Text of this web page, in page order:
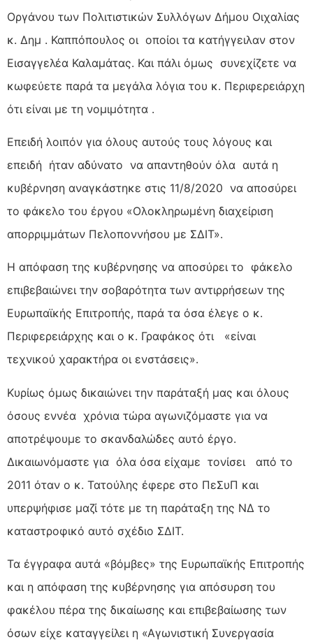
Οργάνου των Πολιτιστικών Συλλόγων Δήμου Οιχαλίας
κ. Δημ . Καππόπουλος οι οποίοι τα κατήγγειλαν στον
Εισαγγελέα Καλαμάτας. Και πάλι όμως συνεχίζετε να
κωφεύετε παρά τα μεγάλα λόγια του κ. Περιφερειάρχη
ότι είναι με τη νομιμότητα .
Επειδή λοιπόν για όλους αυτούς τους λόγους και
επειδή ήταν αδύνατο να απαντηθούν όλα αυτά η
κυβέρνηση αναγκάστηκε στις 11/8/2020 να αποσύρει
το φάκελο του έργου «Ολοκληρωμένη διαχείριση
απορριμμάτων Πελοποννήσου με ΣΔΙΤ».
Η απόφαση της κυβέρνησης να αποσύρει το φάκελο
επιβεβαιώνει την σοβαρότητα των αντιρρήσεων της
Ευρωπαϊκής Επιτροπής, παρά τα όσα έλεγε ο κ.
Περιφερειάρχης και ο κ. Γραφάκος ότι «είναι
τεχνικού χαρακτήρα οι ενστάσεις».
Κυρίως όμως δικαιώνει την παράταξή μας και όλους
όσους εννέα χρόνια τώρα αγωνιζόμαστε για να
αποτρέψουμε το σκανδαλώδες αυτό έργο.
Δικαιωνόμαστε για όλα όσα είχαμε τονίσει από το
2011 όταν ο κ. Τατούλης έφερε στο ΠεΣυΠ και
υπερψήφισε μαζί τότε με τη παράταξη της ΝΔ το
καταστροφικό αυτό σχέδιο ΣΔΙΤ.
Τα έγγραφα αυτά «βόμβες» της Ευρωπαϊκής Επιτροπής
και η απόφαση της κυβέρνησης για απόσυρση του
φακέλου πέρα της δικαίωσης και επιβεβαίωσης των
όσων είχε καταγγείλει η «Αγωνιστική Συνεργασία